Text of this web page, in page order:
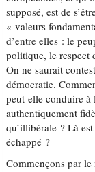
supposé, est de
« valeurs
d’entre elles : le
politique, le respect
On ne saurait
démocratie.
peut-elle conduire à
authentiquement
qu’illibérale ? Là
échappé ?
Commençons par